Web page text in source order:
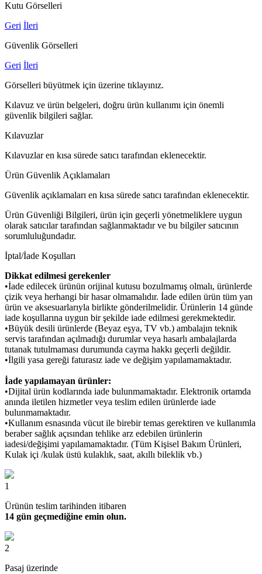
Kutu Görselleri
Geri İleri
Güvenlik Görselleri
Geri İleri
Görselleri büyütmek için üzerine tıklayınız.
Kılavuz ve ürün belgeleri, doğru ürün kullanımı için önemli
güvenlik bilgileri sağlar.
Kılavuzlar
Kılavuzlar en kısa sürede satıcı tarafından eklenecektir.
Ürün Güvenlik Açıklamaları
Güvenlik açıklamaları en kısa sürede satıcı tarafından eklenecektir.
Ürün Güvenliği Bilgileri, ürün için geçerli yönetmeliklere uygun
olarak satıcılar tarafından sağlanmaktadır ve bu bilgiler satıcının
sorumluluğundadır.
İptal/İade Koşulları
Dikkat edilmesi gerekenler
•İade edilecek ürünün orijinal kutusu bozulmamış olmalı, ürünlerde
çizik veya herhangi bir hasar olmamalıdır. İade edilen ürün tüm yan
ürün ve aksesuarlarıyla birlikte gönderilmelidir. Ürünlerin 14 günde
iade koşullarına uygun bir şekilde iade edilmesi gerekmektedir.
•Büyük desili ürünlerde (Beyaz eşya, TV vb.) ambalajın teknik
servis tarafından açılmadığı durumlar veya hasarlı ambalajlarda
tutanak tutulmaması durumunda cayma hakkı geçerli değildir.
•İlgili yasa gereği faturasız iade ve değişim yapılamamaktadır.
İade yapılamayan ürünler:
•Dijital ürün kodlarında iade bulunmamaktadır. Elektronik ortamda
anında iletilen hizmetler veya teslim edilen ürünlerde iade
bulunmamaktadır.
•Kullanım esnasında vücut ile birebir temas gerektiren ve kullanımla
beraber sağlık açısından tehlike arz edebilen ürünlerin
iadesi/değişimi yapılamamaktadır. (Tüm Kişisel Bakım Ürünleri,
Kulak içi /kulak üstü kulaklık, saat, akıllı bileklik vb.)
1
Ürünün teslim tarihinden itibaren
14 gün geçmediğine emin olun.
2
Pasaj üzerinde